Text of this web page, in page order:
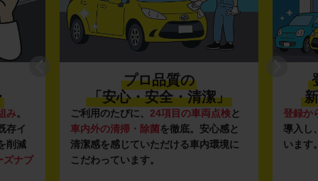
み。
存イ
削減
ズナブ
プロ品質の
「安心・安全・清潔」
ご利用のたびに、 24項目の車両点検と
車内外の清掃・除菌を徹底。安心感と
清潔感を感じていただける車内環境に
こだわっています。
登録か
導入し
います